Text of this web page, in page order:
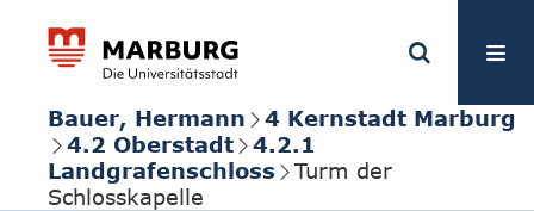
Bauer, Hermann
4 Kernstadt Marburg
4.2 Oberstadt
4.2.1
Landgrafenschloss
Turm der
Schlosskapelle